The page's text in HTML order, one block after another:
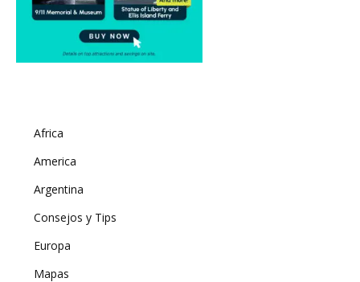
Africa
America
Argentina
Consejos y Tips
Europa
Mapas